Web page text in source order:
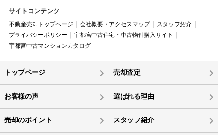
サイトコンテンツ
不動産売却トップページ 会社概要・アクセスマップ
スタッフ紹介
プライバシーポリシー
宇都宮中古住宅・中古物件購入サイト
宇都宮中古マンションカタログ
トップページ 売却査定
お客様の声 選ばれる理由
売却のポイント スタッフ紹介